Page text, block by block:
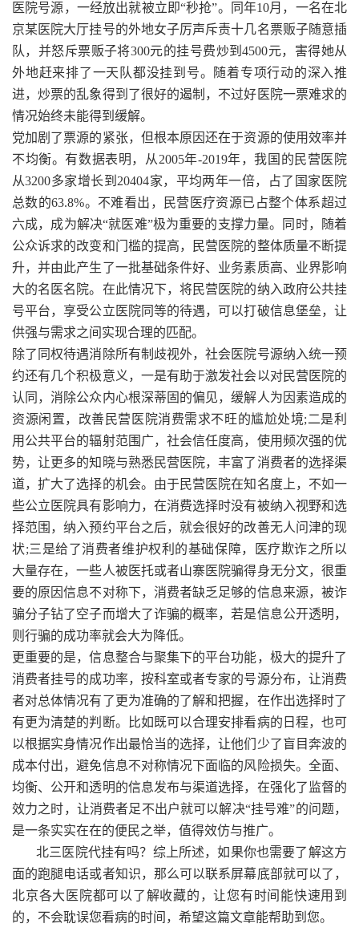
医院号源，一经放出就被立即“秒抢”。同年10月，一名在北
京某医院大厅挂号的外地女子厉声斥责十几名票贩子随意插
队，并怒斥票贩子将300元的挂号费炒到4500元，害得她从
外地赶来排了一天队都没挂到号。随着专项行动的深入推
进，炒票的乱象得到了很好的遏制，不过好医院一票难求的
情况始终未能得到缓解。
党加剧了票源的紧张，但根本原因还在于资源的使用效率并
不均衡。有数据表明，从2005年-2019年，我国的民营医院
从3200多家增长到20404家，平均两年一倍，占了国家医院
总数的63.8%。不难看出，民营医疗资源已占整个体系超过
六成，成为解决“就医难”极为重要的支撑力量。同时，随着
公众诉求的改变和门槛的提高，民营医院的整体质量不断提
升，并由此产生了一批基础条件好、业务素质高、业界影响
大的名医名院。在此情况下，将民营医院的纳入政府公共挂
号平台，享受公立医院同等的待遇，可以打破信息堡垒，让
供强与需求之间实现合理的匹配。
除了同权待遇消除所有制歧视外，社会医院号源纳入统一预
约还有几个积极意义，一是有助于激发社会以对民营医院的
认同，消除公众内心根深蒂固的偏见，缓解人为因素造成的
资源闲置，改善民营医院消费需求不旺的尴尬处境;二是利
用公共平台的辐射范围广，社会信任度高，使用频次强的优
势，让更多的知晓与熟悉民营医院，丰富了消费者的选择渠
道，扩大了选择的机会。由于民营医院在知名度上，不如一
些公立医院具有影响力，在消费选择时没有被纳入视野和选
择范围，纳入预约平台之后，就会很好的改善无人问津的现
状;三是给了消费者维护权利的基础保障，医疗欺诈之所以
大量存在，一些人被医托或者山寨医院骗得身无分文，很重
要的原因信息不对称下，消费者缺乏足够的信息来源，被诈
骗分子钻了空子而增大了诈骗的概率，若是信息公开透明，
则行骗的成功率就会大为降低。
更重要的是，信息整合与聚集下的平台功能，极大的提升了
消费者挂号的成功率，按科室或者专家的号源分布，让消费
者对总体情况有了更为准确的了解和把握，在作出选择时了
有更为清楚的判断。比如既可以合理安排看病的日程，也可
以根据实身情况作出最恰当的选择，让他们少了盲目奔波的
成本付出，避免信息不对称情况下面临的风险损失。全面、
均衡、公开和透明的信息发布与渠道选择，在强化了监督的
效力之时，让消费者足不出户就可以解决“挂号难”的问题，
是一条实实在在的便民之举，值得效仿与推广。
北三医院代挂有吗？综上所述，如果你也需要了解这方
面的跑腿电话或者知识，那么可以联系屏幕底部就可以了，
北京各大医院都可以了解收藏的，让您有时间能快速用到
的，不会耽误您看病的时间，希望这篇文章能帮助到您。